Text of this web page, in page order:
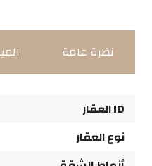
نظرة عامة
ID العقار
نوع العقار